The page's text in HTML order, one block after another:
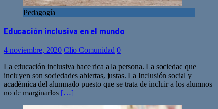
Pedagogía
Educación inclusiva en el mundo
4 noviembre, 2020 Clio Comunidad 0
La educación inclusiva hace rica a la persona. La sociedad que
incluyen son sociedades abiertas, justas. La Inclusión social y
académica del alumnado puesto que se trata de incluir a los alumnos
no de marginarlos […]